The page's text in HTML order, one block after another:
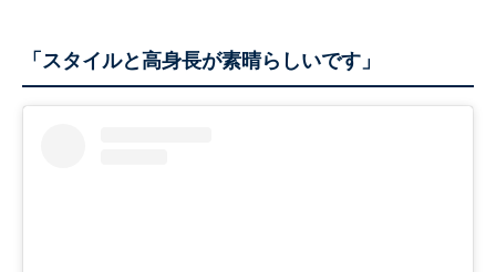
「スタイルと高身長が素晴らしいです」